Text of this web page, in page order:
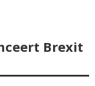
Brexit